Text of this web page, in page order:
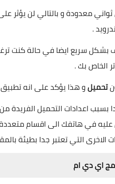
معدودة و بالتالي لن يؤثر
.
بشكل سريع ايضا في حالة كنت
الخاص بك .
تحميلو هذا يؤكد على انه
بسبب اعدادات التحميل الفريدة
في هاتفك الى اقسام
التي تعتبر جدا بطيئة
اي دي ام